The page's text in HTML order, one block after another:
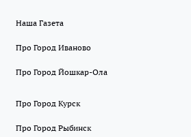
Наша Газета
Про Город Иваново
Про Город Йошкар-Ола
Про Город Курск
Про Город Рыбинск